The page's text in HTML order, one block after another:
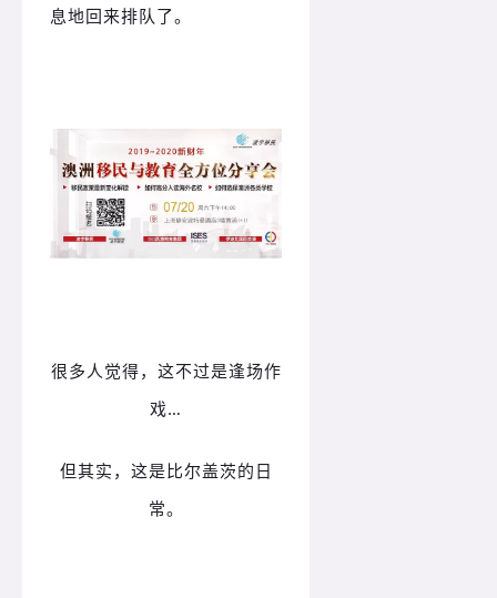
息地回来排队了。
很多人觉得，这不过是逢场作
戏…
但其实，这是比尔盖茨的日
常。